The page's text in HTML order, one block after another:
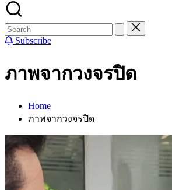
Subscribe
ภาพจากวงจรปิด
Home
ภาพจากวงจรปิด